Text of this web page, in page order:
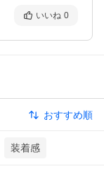
いいね 0
おすすめ順
装着感